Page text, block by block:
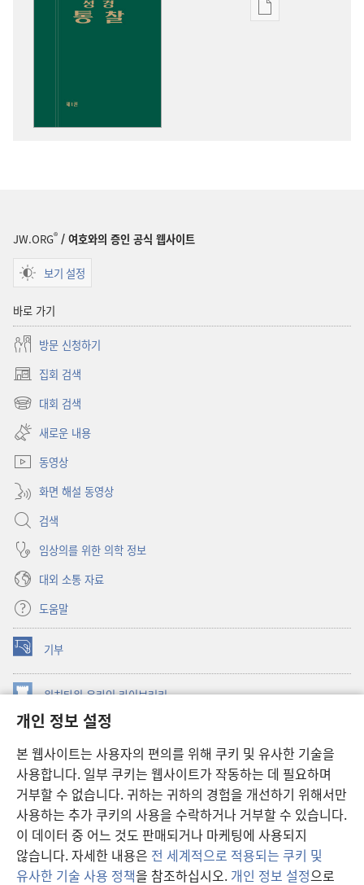
개인 정보 설정
본 웹사이트는 사용자의 편의를 위해 쿠키 및 유사한 기술을
사용합니다. 일부 쿠키는 웹사이트가 작동하는 데 필요하며
거부할 수 없습니다. 귀하는 귀하의 경험을 개선하기 위해서만
사용하는 추가 쿠키의 사용을 수락하거나 거부할 수 있습니다.
이 데이터 중 어느 것도 판매되거나 마케팅에 사용되지
않습니다. 자세한 내용은 전 세계적으로 적용되는 쿠키 및
유사한 기술 사용 정책을 참조하십시오. 개인 정보 설정으로
출판물
JW.ORG® / 여호와의 증인 공식 웹사이트
보기 설정
바로 가기
방문 신청하기
집회 검색
(새로운
창
대회 검색
(새로운
창
열기)
새로운 내용
동영상
화면 해설 동영상
검색
임상의를 위한 의학 정보
대외 소통 자료
도움말
기부
(새로운
창
열기) 워치타워 온라인 라이브러리
창
JW Hub ®
창
열기) JW 라이브러리
워치타워 라이브러리